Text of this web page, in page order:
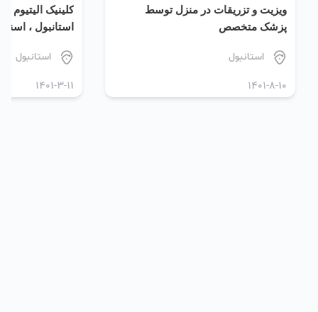
ویزیت و تزریقات در منزل توسط
پزشک متخصص
استانبول
1401-8-10
کلینیک الیتیوم
استانبول ،
استانبول
1401-3-11